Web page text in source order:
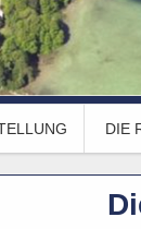
DIE